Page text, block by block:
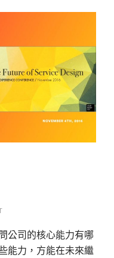
公司的核心能力有哪
能力，方能在未來繼